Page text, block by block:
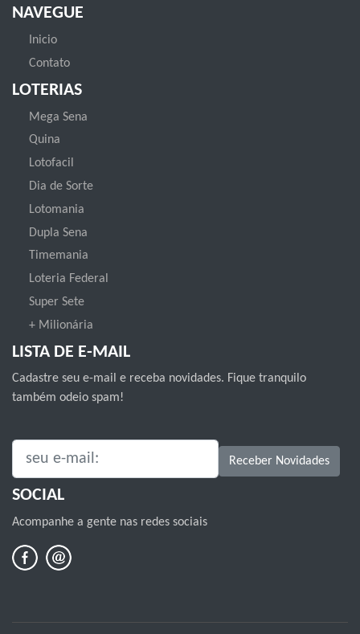
NAVEGUE
Inicio
Contato
LOTERIAS
Mega Sena
Quina
Lotofacil
Dia de Sorte
Lotomania
Dupla Sena
Timemania
Loteria Federal
Super Sete
+ Milionária
LISTA DE E-MAIL
Cadastre seu e-mail e receba novidades. Fique tranquilo
também odeio spam!
SEU E-MAIL: Receber Novidades
SOCIAL
Acompanhe a gente nas redes sociais